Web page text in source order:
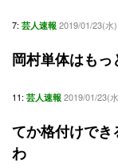
7: 芸人速報 2019/01/23(水
岡村単体はもっ
11: 芸人速報 2019/01/23(
てか格付けでき
わ